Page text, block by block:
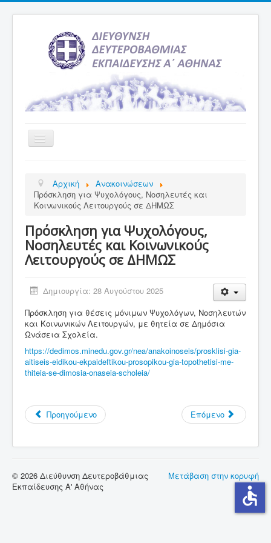
Εναλλαγή
πλοήγησης
Υπηρεσία Ενημέρωσης
Τελευταία νέα
Σχολεία
Εκδρομές
Δραστηριότητες Σχολείων
Σύνδεσμοι
Επικοινωνία
Αρχική
Ανακοινώσεων
Πρόσκληση για Ψυχολόγους, Νοσηλευτές και
Κοινωνικούς Λειτουργούς σε ΔΗΜΩΣ
Πρόσκληση για Ψυχολόγους,
Νοσηλευτές και Κοινωνικούς
Λειτουργούς σε ΔΗΜΩΣ
Δημιουργία: 28 Αυγούστου 2025
Πρόσκληση για θέσεις μόνιμων Ψυχολόγων, Νοσηλευτών
και Κοινωνικών Λειτουργών, με θητεία σε Δημόσια
Ωνάσεια Σχολεία.
https://dedimos.minedu.gov.gr/nea/anakoinoseis/prosklisi-gia-
aitiseis-eidikou-ekpaideftikou-prosopikou-gia-topothetisi-me-
thiteia-se-dimosia-onaseia-scholeia/
Προηγούμενο Επόμενο
Μετάβαση στην κορυφή
© 2026 Διεύθυνση Δευτεροβάθμιας
Εκπαίδευσης Α' Αθήνας
accessible